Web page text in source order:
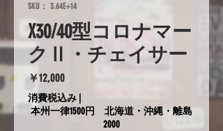
SKU： 3.64E+14
X30/40型コロナマー
クⅡ・チェイサー
￥12,000価
格
消費税込み
本州一律1500円 北海道・沖縄・離島
2000